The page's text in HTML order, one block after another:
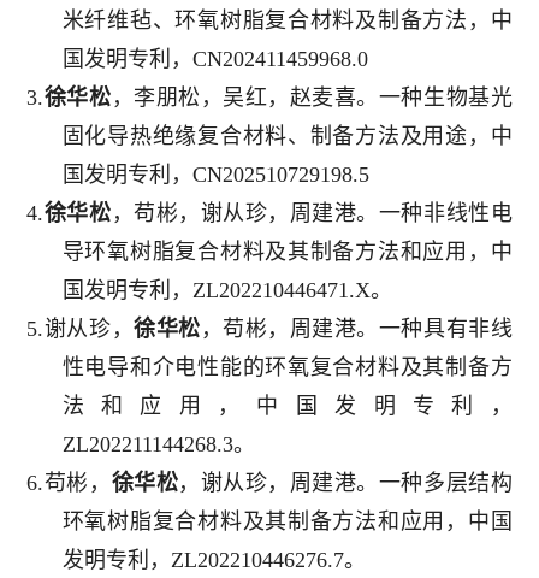
米纤维毡、环氧树脂复合材料及制备方法，中
国发明专利，CN202411459968.0
3.徐华松 ，李朋松，吴红，赵麦喜。一种生物基光
固化导热绝缘复合材料、制备方法及用途，中
国发明专利，CN202510729198.5
4.徐华松 ，苟彬，谢从珍，周建港。一种非线性电
导环氧树脂复合材料及其制备方法和应用，中
国发明专利，ZL202210446471.X。
5.谢从珍，徐华松 ，苟彬，周建港。一种具有非线
性电导和介电性能的环氧复合材料及其制备方
法和应用，中国发明专利，
ZL202211144268.3。
6.苟彬， 徐华松，谢从珍，周建港。一种多层结构
环氧树脂复合材料及其制备方法和应用，中国
发明专利，ZL202210446276.7。